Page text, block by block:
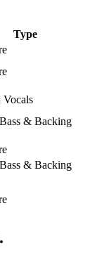
Type
& Backing
& Backing